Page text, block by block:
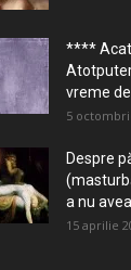
****
vreme
5
Despre
a nu
15 aprilie